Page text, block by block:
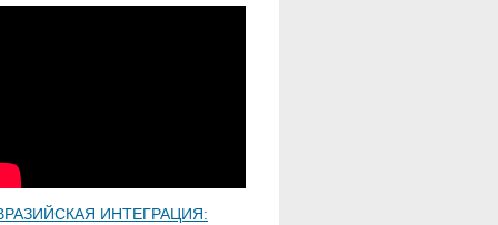
ИНТЕГРАЦИЯ: